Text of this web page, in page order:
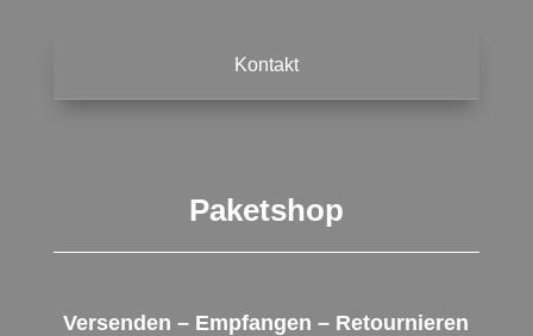
Kontakt
Paketshop
Versenden – Empfangen – Retournieren